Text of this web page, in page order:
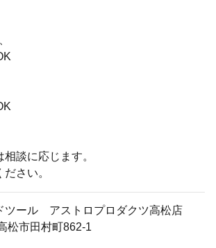
談に応じます。
さい。
ツール アストロプロダクツ高松店
松市田村町862-1